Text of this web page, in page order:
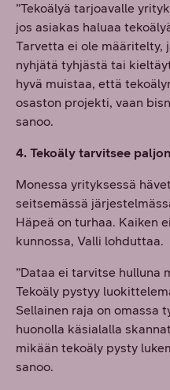
”Tekoälyä tarjoavalle
jos asiakas haluaa
Tarvetta ei ole määritelty,
nyhjätä tyhjästä tai
hyvä muistaa, että
osaston projekti, vaan
sanoo.
4. Tekoäly tarvitsee
Monessa yrityksessä
seitsemässä
Häpeä on turhaa. Kaiken
kunnossa, Valli lohduttaa.
”Dataa ei tarvitse hulluna
Tekoäly pystyy
Sellainen raja on omassa
huonolla käsialalla
mikään tekoäly pysty
sanoo.